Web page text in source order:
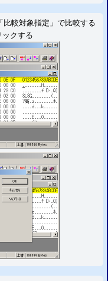
比較対象指定」で比較する
ックする